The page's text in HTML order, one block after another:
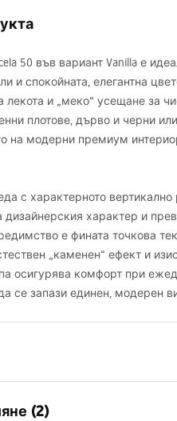
50 във вариант Vanilla е
и спокойната, елегантна
лекота и „меко“ усещане за
плотове, дърво и черни
на модерни премиум
с характерното
дизайнерския характер и
е фината точкова
„каменен“ ефект и
осигурява комфорт при
се запази единен, модерен
(2)